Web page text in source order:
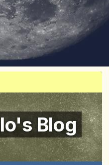
Blog